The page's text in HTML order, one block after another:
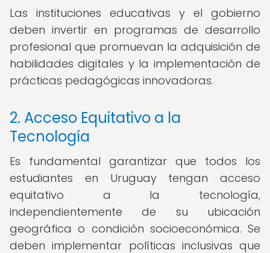
Las instituciones educativas y el gobierno
deben invertir en programas de desarrollo
profesional que promuevan la adquisición de
habilidades digitales y la implementación de
prácticas pedagógicas innovadoras.
2. Acceso Equitativo a la
Tecnología
Es fundamental garantizar que todos los
estudiantes en Uruguay tengan acceso
equitativo a la tecnología,
independientemente de su ubicación
geográfica o condición socioeconómica. Se
deben implementar políticas inclusivas que